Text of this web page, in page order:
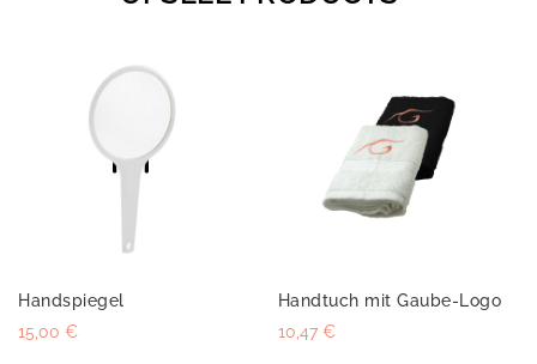
Handspiegel
15,00 €
Handtuch mit Gaube-Logo
10,47 €